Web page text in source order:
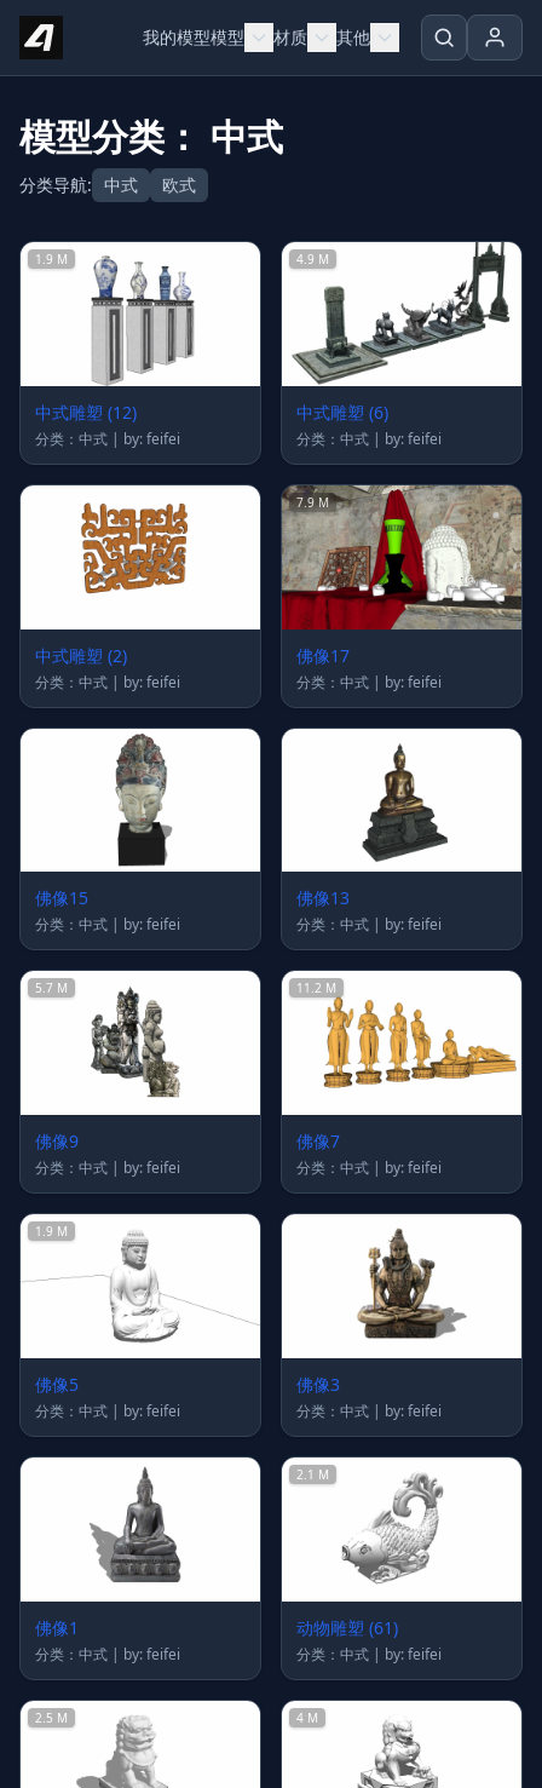
Skip to content
我的模型模型 材质 其他
模型分类： 中式
分类导航: 中式 欧式
1.9 M
中式雕塑 (12)
分类：中式 | by: feifei
4.9 M
中式雕塑 (6)
分类：中式 | by: feifei
中式雕塑 (2)
分类：中式 | by: feifei
7.9 M
佛像17
分类：中式 | by: feifei
佛像15
分类：中式 | by: feifei
佛像13
分类：中式 | by: feifei
5.7 M
佛像9
分类：中式 | by: feifei
11.2 M
佛像7
分类：中式 | by: feifei
1.9 M
佛像5
分类：中式 | by: feifei
佛像3
分类：中式 | by: feifei
佛像1
分类：中式 | by: feifei
2.1 M
动物雕塑 (61)
分类：中式 | by: feifei
2.5 M 4 M